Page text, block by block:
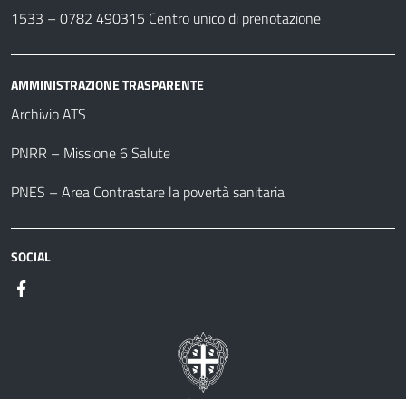
1533 – 0782 490315 Centro unico di prenotazione
AMMINISTRAZIONE TRASPARENTE
Archivio ATS
PNRR – Missione 6 Salute
PNES – Area Contrastare la povertà sanitaria
SOCIAL